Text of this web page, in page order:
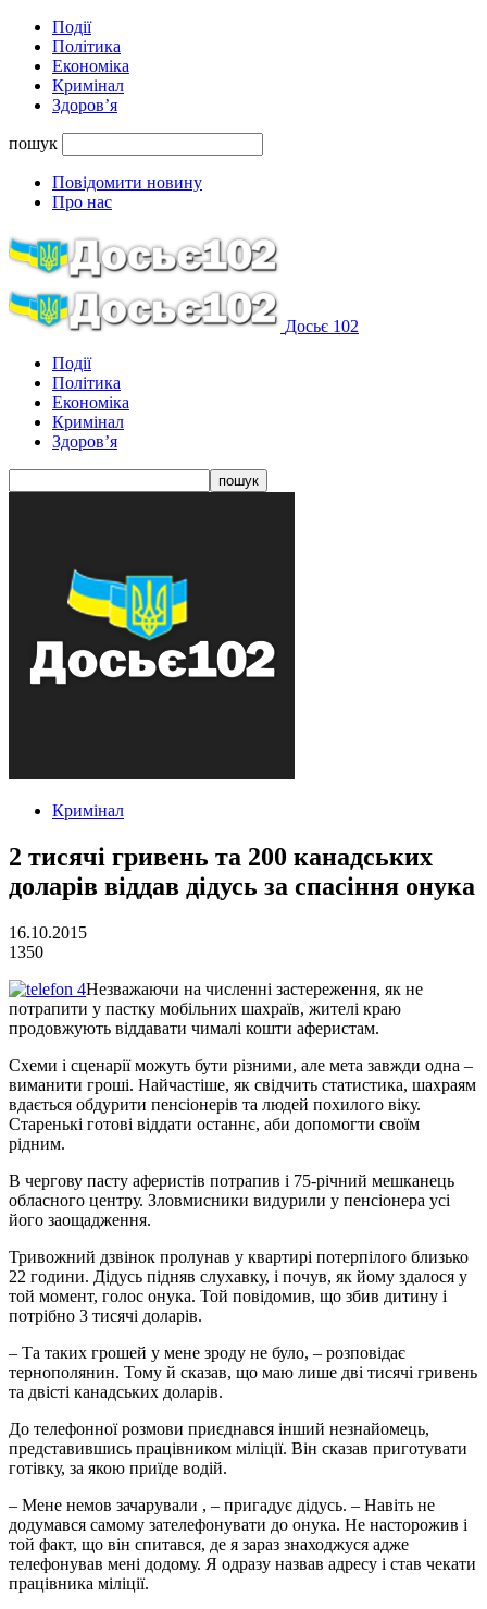
Події
Політика
Економіка
Кримінал
Здоров’я
пошук
Повідомити новину
Про нас
Досьє 102
Події
Політика
Економіка
Кримінал
Здоров’я
Кримінал
2 тисячі гривень та 200 канадських
доларів віддав дідусь за спасіння онука
16.10.2015
1350
Незважаючи на численні застереження, як не
потрапити у пастку мобільних шахраїв, жителі краю
продовжують віддавати чималі кошти аферистам.
Схеми і сценарії можуть бути різними, але мета завжди одна –
виманити гроші. Найчастіше, як свідчить статистика, шахраям
вдається обдурити пенсіонерів та людей похилого віку.
Старенькі готові віддати останнє, аби допомогти своїм
рідним.
В чергову пасту аферистів потрапив і 75-річний мешканець
обласного центру. Зловмисники видурили у пенсіонера усі
його заощадження.
Тривожний дзвінок пролунав у квартирі потерпілого близько
22 години. Дідусь підняв слухавку, і почув, як йому здалося у
той момент, голос онука. Той повідомив, що збив дитину і
потрібно 3 тисячі доларів.
– Та таких грошей у мене зроду не було, – розповідає
тернополянин. Тому й сказав, що маю лише дві тисячі гривень
та двісті канадських доларів.
До телефонної розмови приєднався інший незнайомець,
представившись працівником міліції. Він сказав приготувати
готівку, за якою приїде водій.
– Мене немов зачарували , – пригадує дідусь. – Навіть не
додумався самому зателефонувати до онука. Не насторожив і
той факт, що він спитався, де я зараз знаходжуся адже
телефонував мені додому. Я одразу назвав адресу і став чекати
працівника міліції.